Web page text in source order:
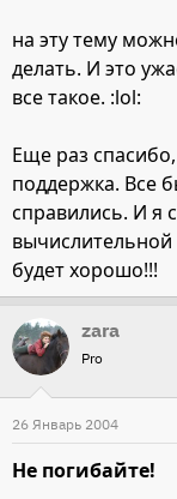
на эту тему
делать. И это
все такое. :lol:
Еще раз
поддержка. Все
справились. И я
будет хорошо!!!
zara
Pro
26 Январь 2004
Не погибайте!